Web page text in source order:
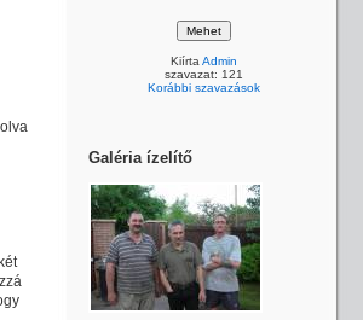
Kiírta Admin
szavazat: 121
Korábbi szavazások
Galéria ízelítő